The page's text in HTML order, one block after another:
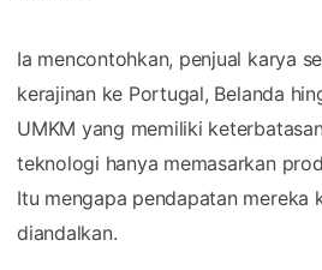
Ia mencontohkan, penjual karya
kerajinan ke Portugal, Belanda
UMKM yang memiliki
teknologi hanya memasarkan
Itu mengapa pendapatan mereka
diandalkan.